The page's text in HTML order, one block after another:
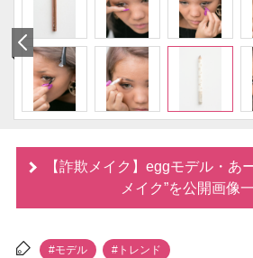
【詐欺メイク】eggモデル・あ
メイク”を公開画像
#モデル #トレンド